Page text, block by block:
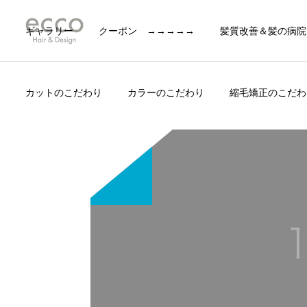
ギャラリー クーポン →→→→→ 髪質改善＆髪の病院
カットのこだわり カラーのこだわり 縮毛矯正のこだ